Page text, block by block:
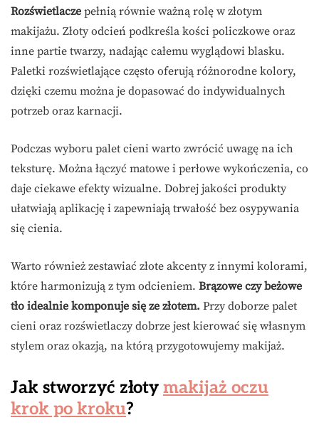
Rozświetlacze pełnią równie ważną rolę w złotym
makijażu. Złoty odcień podkreśla kości policzkowe oraz
inne partie twarzy, nadając całemu wyglądowi blasku.
Paletki rozświetlające często oferują różnorodne kolory,
dzięki czemu można je dopasować do indywidualnych
potrzeb oraz karnacji.
Podczas wyboru palet cieni warto zwrócić uwagę na ich
teksturę. Można łączyć matowe i perłowe wykończenia, co
daje ciekawe efekty wizualne. Dobrej jakości produkty
ułatwiają aplikację i zapewniają trwałość bez osypywania
się cienia.
Warto również zestawiać złote akcenty z innymi kolorami,
które harmonizują z tym odcieniem. Brązowe czy beżowe
tło idealnie komponuje się ze złotem. Przy doborze palet
cieni oraz rozświetlaczy dobrze jest kierować się własnym
stylem oraz okazją, na którą przygotowujemy makijaż.
Jak stworzyć złoty makijaż oczu
krok po kroku?